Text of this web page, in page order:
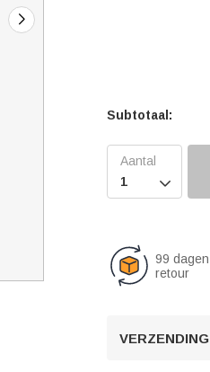
Subtotaal:

99 dagen
retour
VERZENDING